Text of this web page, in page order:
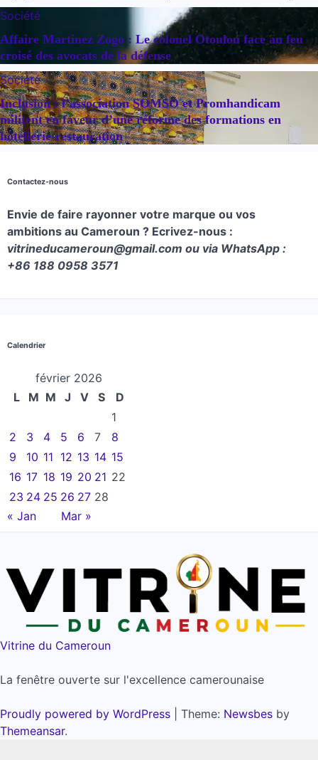
Société
Affaire Martinez Zogo : Le colonel Otoulou face au feu
croisé des avocats de la défense
Société
Inclusion : l’association SOMSO et Promhandicam
militent en faveur d’une réforme des formations en
hôtellerie-restauration
Contactez-nous
Envie de faire rayonner votre marque ou vos
ambitions au Cameroun ? Ecrivez-nous :
vitrineducameroun@gmail.com ou via WhatsApp :
+86 188 0958 3571
Calendrier
février 2026
L
M M J V S
D
1
2
3 4 5 6 7
8
9
10 11 12 13 14 15
16 17 18 19 20 21 22
23 24 25 26 27 28
« Jan
Mar »
Vitrine du Cameroun
La fenêtre ouverte sur l'excellence camerounaise
Proudly powered by WordPress Theme: Newsbes by
Themeansar.